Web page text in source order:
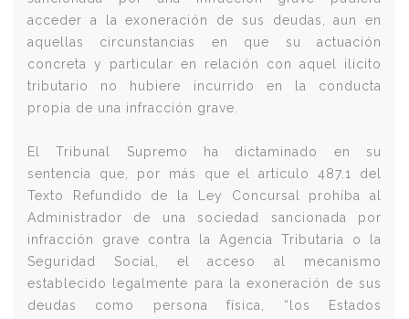
acceder a la exoneración de sus deudas, aun en
aquellas circunstancias en que su actuación
concreta y particular en relación con aquel ilícito
tributario no hubiere incurrido en la conducta
propia de una infracción grave.
El Tribunal Supremo ha dictaminado en su
sentencia que, por más que el artículo 487.1 del
Texto Refundido de la Ley Concursal prohíba al
Administrador de una sociedad sancionada por
infracción grave contra la Agencia Tributaria o la
Seguridad Social, el acceso al mecanismo
establecido legalmente para la exoneración de sus
deudas como persona física, “los Estados